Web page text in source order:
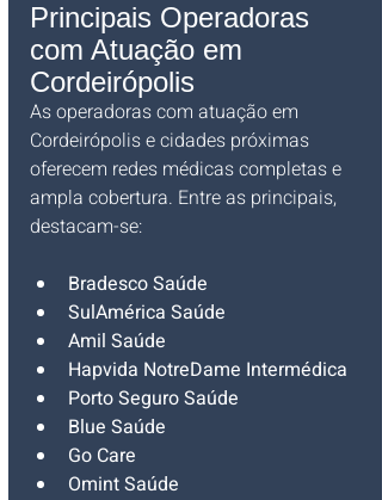
Principais Operadoras
com Atuação em
Cordeirópolis
As operadoras com atuação em
Cordeirópolis e cidades próximas
oferecem redes médicas completas e
ampla cobertura. Entre as principais,
destacam-se:
Bradesco Saúde
SulAmérica Saúde
Amil Saúde
Hapvida NotreDame Intermédica
Porto Seguro Saúde
Blue Saúde
Go Care
Omint Saúde